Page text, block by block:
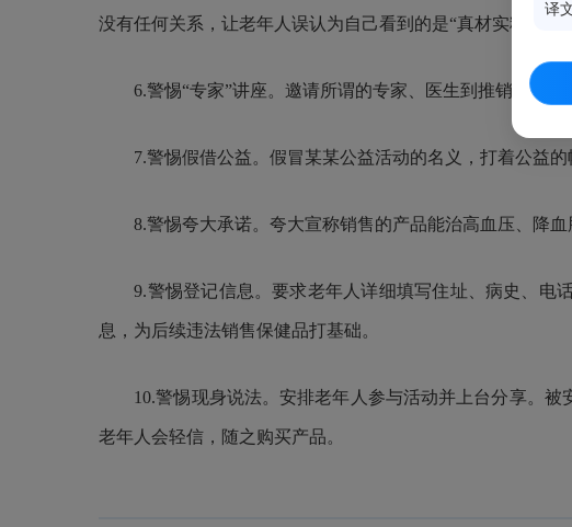
没有任何关系，让老年人误认为自己看到的是“真材实料”。
6.警惕“专家”讲座。邀请所谓的专家、医生到推销现场。
7.警惕假借公益。假冒某某公益活动的名义，打着公益的
8.警惕夸大承诺。夸大宣称销售的产品能治高血压、降血
9.警惕登记信息。要求老年人详细填写住址、病史、电
息，为后续违法销售保健品打基础。
10.警惕现身说法。安排老年人参与活动并上台分享。被
老年人会轻信，随之购买产品。
译